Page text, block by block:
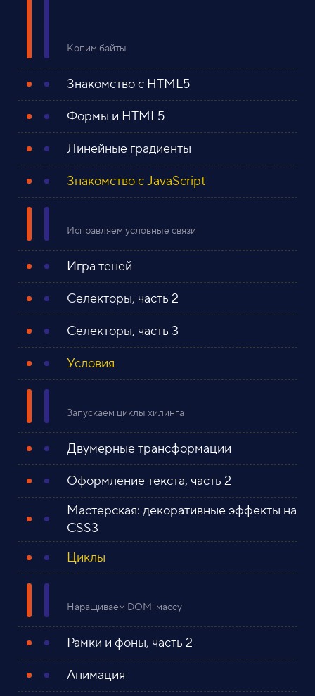
Копим байты
Знакомство с HTML5
Формы и HTML5
Линейные градиенты
Знакомство с JavaScript
Исправляем условные связи
Игра теней
Селекторы, часть 2
Селекторы, часть 3
Условия
Запускаем циклы хилинга
Двумерные трансформации
Оформление текста, часть 2
Мастерская: декоративные эффекты на
CSS3
Циклы
Наращиваем DOM-массу
Рамки и фоны, часть 2
Анимация